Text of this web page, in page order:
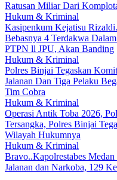
Ratusan Miliar Dari
Hukum & Kriminal
Kasipenkum Kejatisu
Bebasnya 4 Terdakwa
PTPN ll JPU, Akan Banding
Hukum & Kriminal
Polres Binjai Tegaskan
Jalanan Dan Tiga Pelaku
Tim Cobra
Hukum & Kriminal
Operasi Antik Toba 2026,
Tersangka, Polres Binjai
Wilayah Hukumnya
Hukum & Kriminal
Bravo..Kapolrestabes
Jalanan dan Narkoba, 129